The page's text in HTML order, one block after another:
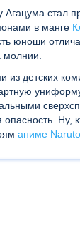
стал
в манге
юноши
молнии.
из детских
Ну,
аниме Naruto